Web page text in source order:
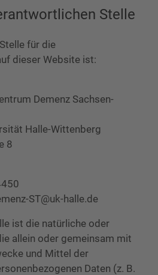
Stelle
für die
dieser Website ist:
Demenz Sachsen-
Halle-Wittenberg
8
ST@uk-halle.de
ist die natürliche oder
allein oder gemeinsam mit
und Mittel der
Daten (z. B.